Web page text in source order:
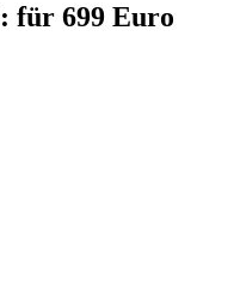
für 699 Euro